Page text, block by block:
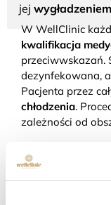
jej wygładzeniem
W WellClinic
kwalifikacja
przeciwwskazań.
dezynfekowana,
Pacjenta przez
chłodzenia.
zależności od